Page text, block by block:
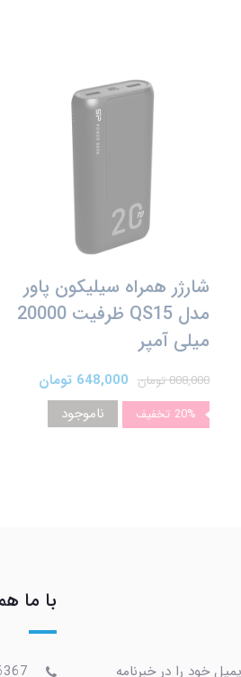
شارژر همراه سیلیکون پاور
مدل QS15 ظرفیت 20000
میلی آمپر
808,000 تومان 648,000 تومان
20% تخفیف ناموجود
خود را در خبرنامه
با ما